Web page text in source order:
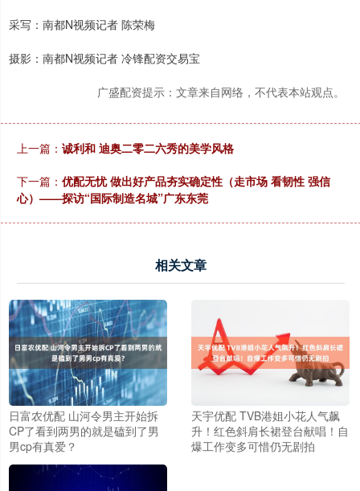
采写：南都N视频记者 陈荣梅
摄影：南都N视频记者 冷锋配资交易宝
广盛配资提示：文章来自网络，不代表本站观点。
上一篇： 诚利和 迪奥二零二六秀的美学风格
下一篇： 优配无忧 做出好产品夯实确定性（走市场 看韧性 强信
心）——探访“国际制造名城”广东东莞
相关文章
日富农优配 山河令男主开始拆
CP了看到两男的就是磕到了男
男cp有真爱？
天宇优配 TVB港姐小花人气飙
升！红色斜肩长裙登台献唱！自
爆工作变多可惜仍无剧拍